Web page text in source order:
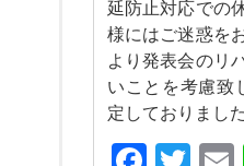
延防止対応での
様にはご迷惑を
より発表会のリ
いことを考慮致
定しておりまし